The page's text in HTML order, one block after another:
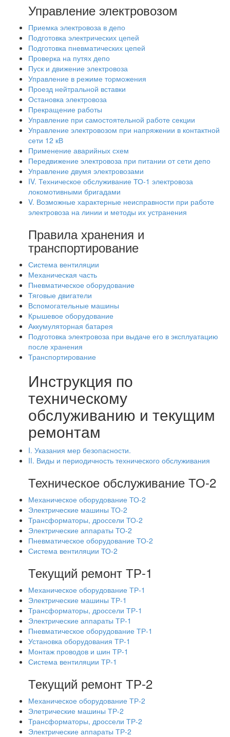
Управление электровозом
Приемка электровоза в депо
Подготовка электрических цепей
Подготовка пневматических цепей
Проверка на путях депо
Пуск и движение электровоза
Управление в режиме торможения
Проезд нейтральной вставки
Остановка электровоза
Прекращение работы
Управление при самостоятельной работе секции
Управление электровозом при напряжении в контактной
сети 12 кВ
Применение аварийных схем
Передвижение электровоза при питании от сети депо
Управление двумя электровозами
IV. Техническое обслуживание ТО-1 электровоза
локомотивными бригадами
V. Возможные характерные неисправности при работе
электровоза на линии и методы их устранения
Правила хранения и
транспортирование
Система вентиляции
Механическая часть
Пневматическое оборудование
Тяговые двигатели
Вспомогательные машины
Крышевое оборудование
Аккумуляторная батарея
Подготовка электровоза при выдаче его в эксплуатацию
после хранения
Транспортирование
Инструкция по
техническому
обслуживанию и текущим
ремонтам
I. Указания мер безопасности.
II. Виды и периодичность технического обслуживания
Техническое обслуживание ТО-2
Механическое оборудование ТО-2
Электрические машины ТО-2
Трансформаторы, дроссели ТО-2
Электрические аппараты ТО-2
Пневматическое оборудование ТО-2
Система вентиляции ТО-2
Текущий ремонт ТР-1
Механическое оборудование ТР-1
Электрические машины ТР-1
Трансформаторы, дроссели ТР-1
Электрические аппараты ТР-1
Пневматическое оборудование ТР-1
Установка оборудования ТР-1
Монтаж проводов и шин ТР-1
Система вентиляции ТР-1
Текущий ремонт ТР-2
Механическое оборудование ТР-2
Элетрические машины ТР-2
Трансформаторы, дроссели ТР-2
Электрические аппараты ТР-2